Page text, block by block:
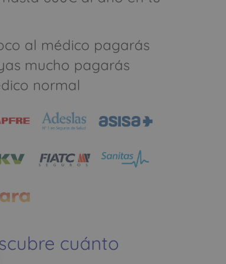
al médico pagarás
mucho pagarás
normal
cuánto